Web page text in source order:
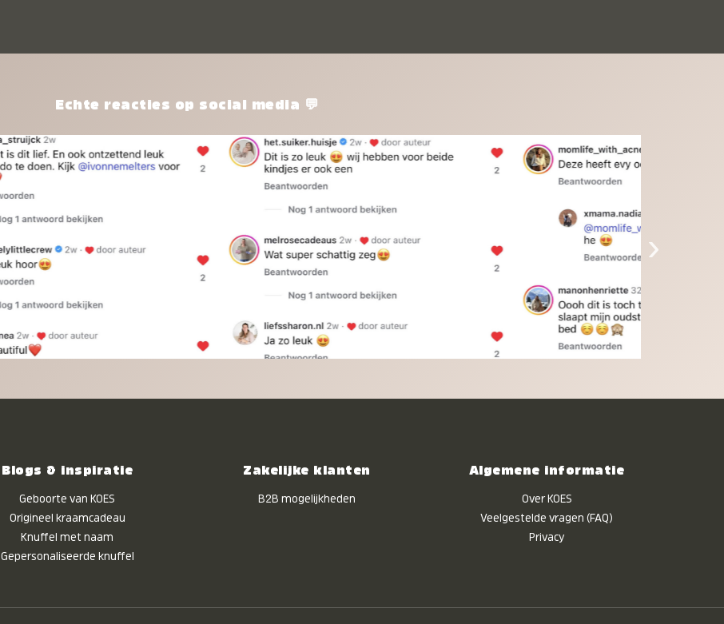
twijfelen gewoon doen, het is het waard.
Echte reacties op social media 💬
›
Blogs & inspiratie
Geboorte van KOES
Origineel kraamcadeau
Knuffel met naam
Gepersonaliseerde knuffel
Zakelijke klanten
B2B mogelijkheden
Algemene informatie
Over KOES
Veelgestelde vragen (FAQ)
Privacy